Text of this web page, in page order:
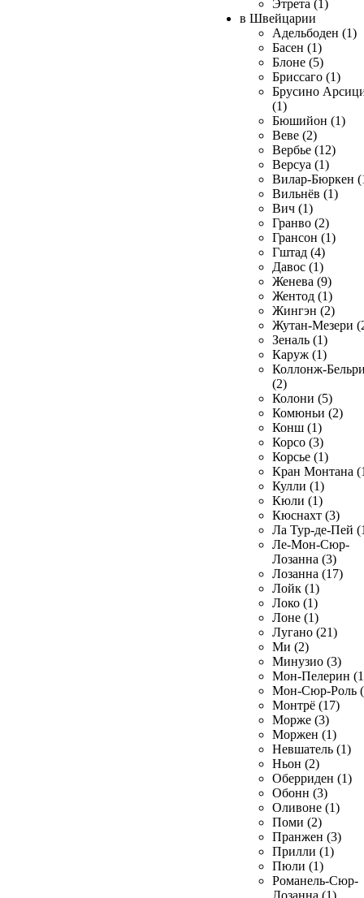
Этрета (1)
в Швейцарии
Адельбоден (1)
Басен (1)
Блоне (5)
Бриссаго (1)
Брусино
(1)
Бюшийон (1)
Веве (2)
Вербье (12)
Версуа (1)
Вилар-Бюркен
Вильнёв (1)
Вич (1)
Гранво (2)
Грансон (1)
Гштад (4)
Давос (1)
Женева (9)
Жентод (1)
Жингэн (2)
Жутан-Мезери
Зеналь (1)
Каруж (1)
Коллонж-
(2)
Колони (5)
Комюньи (2)
Конш (1)
Корсо (3)
Корсье (1)
Кран Монтана
Кулли (1)
Кюли (1)
Кюснахт (3)
Ла Тур-де-Пей
Ле-Мон-Сюр-
Лозанна (3)
Лозанна (17)
Лойк (1)
Локо (1)
Лоне (1)
Лугано (21)
Ми (2)
Минузио (3)
Мон-Пелерин
Мон-Сюр-Роль
Монтрё (17)
Морже (3)
Моржен (1)
Невшатель (1)
Ньон (2)
Оберриден (1)
Обонн (3)
Оливоне (1)
Поми (2)
Пранжен (3)
Прилли (1)
Пюли (1)
Романель-Сюр-
Лозанна (1)